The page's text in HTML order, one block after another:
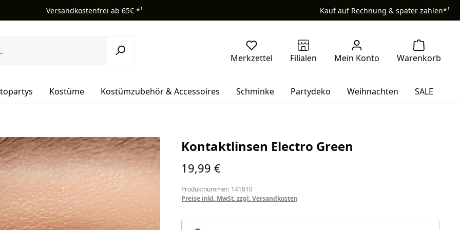
Versandkostenfrei ab 65€ *¹ Kauf auf Rechnung & später zahlen*¹
Kostüme Kostümzubehör & Accessoires Schminke Partydeko Weihnachten SALE
Kontaktlinsen Electro Green
Regulärer Preis:
19,99 €
Produktnummer: 141810
Preise inkl. MwSt. zzgl. Versandkosten